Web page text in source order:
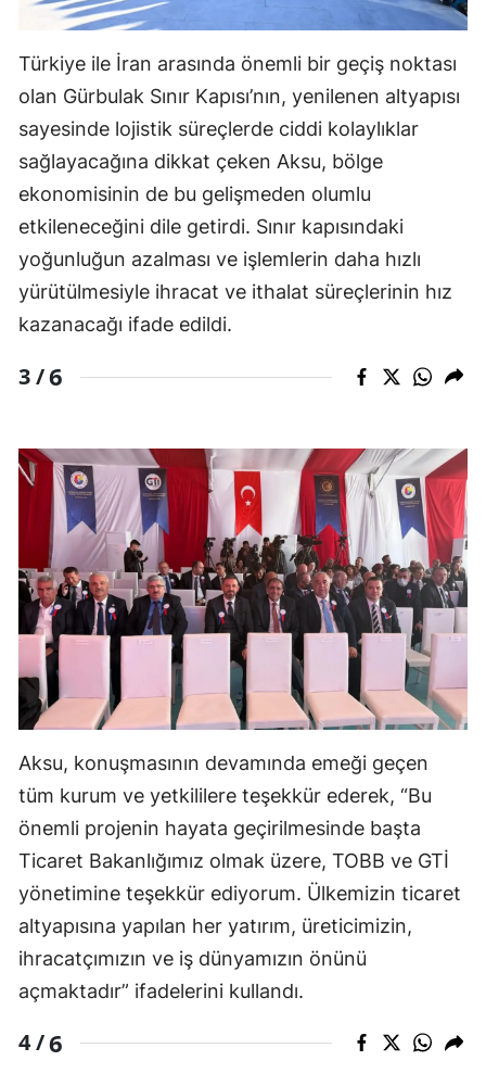
Türkiye ile İran arasında önemli bir geçiş noktası
olan Gürbulak Sınır Kapısı’nın, yenilenen altyapısı
sayesinde lojistik süreçlerde ciddi kolaylıklar
sağlayacağına dikkat çeken Aksu, bölge
ekonomisinin de bu gelişmeden olumlu
etkileneceğini dile getirdi. Sınır kapısındaki
yoğunluğun azalması ve işlemlerin daha hızlı
yürütülmesiyle ihracat ve ithalat süreçlerinin hız
kazanacağı ifade edildi.
3 /6
Aksu, konuşmasının devamında emeği geçen
tüm kurum ve yetkililere teşekkür ederek, “Bu
önemli projenin hayata geçirilmesinde başta
Ticaret Bakanlığımız olmak üzere, TOBB ve GTİ
yönetimine teşekkür ediyorum. Ülkemizin ticaret
altyapısına yapılan her yatırım, üreticimizin,
ihracatçımızın ve iş dünyamızın önünü
açmaktadır” ifadelerini kullandı.
4 /6